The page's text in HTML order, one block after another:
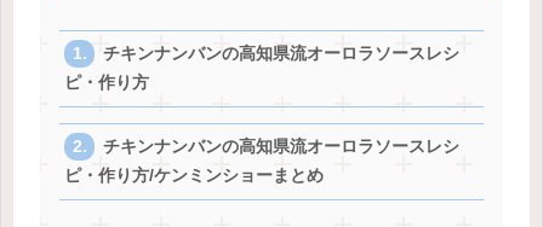
チキンナンバンの高知県流オーロラソースレシ
ピ・作り方
チキンナンバンの高知県流オーロラソースレシ
ピ・作り方/ケンミンショーまとめ